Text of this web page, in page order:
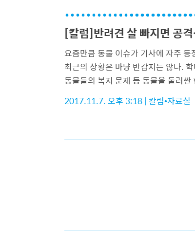
[칼럼]반려견 살 빠지면 공
요즘만큼 동물 이슈가 기사에 자주
최근의 상황은 마냥 반갑지는 않다.
동물들의 복지 문제 등 동물을 둘러
2017.11.7. 오후 3:18| 칼럼•자료실